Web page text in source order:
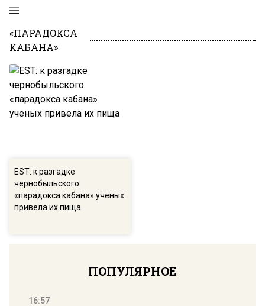
«ПАРАДОКСА
КАБАНА»
EST: к разгадке
чернобыльского
«парадокса кабана» ученых
привела их пища
ПОПУЛЯРНОЕ
16:57